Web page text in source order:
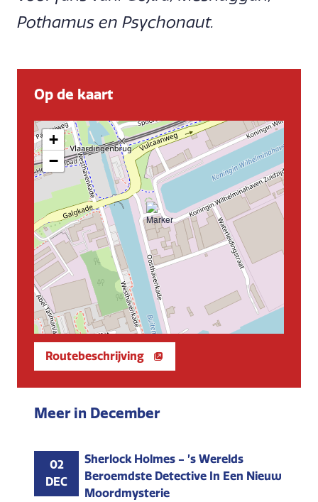
Pothamus en Psychonaut.
Op de kaart
+
−
Routebeschrijving
Meer in December
02
DEC
Sherlock Holmes - ’s Werelds
Beroemdste Detective In Een Nieuw
Moordmysterie